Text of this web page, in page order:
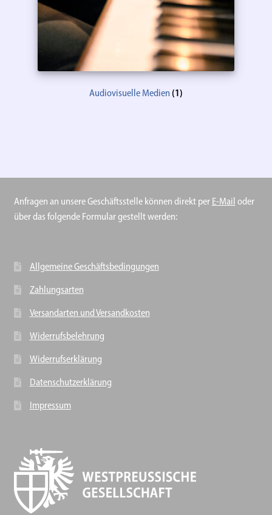
Audiovisuelle Medien (1)
Anfragen an unsere Geschäftsstelle können direkt per E-Mail oder
über das folgende Formular gestellt werden:
Allgemeine Geschäftsbedingungen
Zahlungsarten
Versandarten und Versandkosten
Widerrufsbelehrung
Widerrufserklärung
Datenschutzerklärung
Impressum